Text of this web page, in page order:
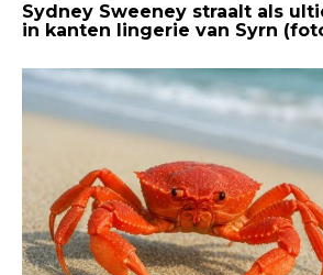
Sydney Sweeney straalt als
in kanten lingerie van Syrn